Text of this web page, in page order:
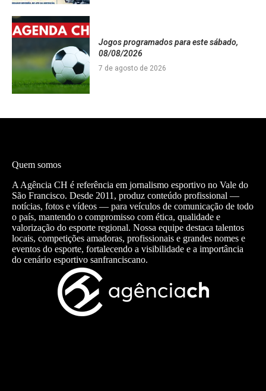
Jogos programados para este sábado,
08/08/2026
7 de agosto de 2026
Quem somos
A Agência CH é referência em jornalismo esportivo no Vale do
São Francisco. Desde 2011, produz conteúdo profissional —
notícias, fotos e vídeos — para veículos de comunicação de todo
o país, mantendo o compromisso com ética, qualidade e
valorização do esporte regional. Nossa equipe destaca talentos
locais, competições amadoras, profissionais e grandes nomes e
eventos do esporte, fortalecendo a visibilidade e a importância
do cenário esportivo sanfranciscano.